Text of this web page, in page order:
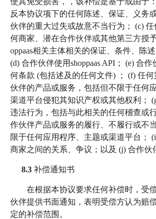
反本协议项下的任何陈述、保证、义务
伙伴的重大过失或故意不当行为； (c)
何商家、潜在合作伙伴或其他第三方授予
oppaas相关主体相关的保证、条件、陈
(d) 合作伙伴使用shoppaas API； (e) 合
何条款 (包括述及的任何文件) ； (f) 任
伙伴的产品或服务，包括但不限于任何
渠道平台侵犯其知识产权或其他权利；
违法行为，包括与此相关的任何稽查或
作伙伴产品或服务的履行、不履行或不
限于任何应用程序、主题或渠道平台；
商家之间的关系、争议；以及 (j) 合作伙
8.3 补偿通知书
在根据本协议要求任何补偿时，受
伙伴提供书面通知，表明受偿方认为赔
定的补偿范围。